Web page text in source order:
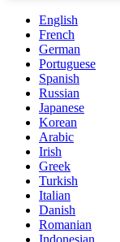
English
French
German
Portuguese
Spanish
Russian
Japanese
Korean
Arabic
Irish
Greek
Turkish
Italian
Danish
Romanian